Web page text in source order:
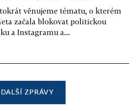
věnujeme tématu, o kterém
začala blokovat politickou
a Instagramu a...
DALŠÍ ZPRÁVY